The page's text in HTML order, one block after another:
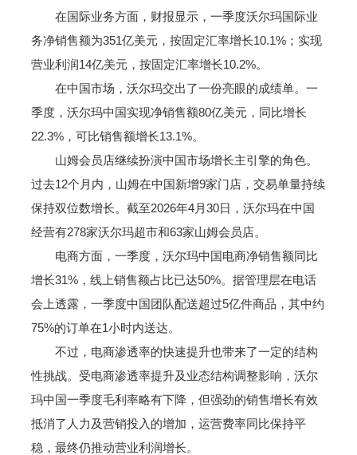
在国际业务方面，财报显示，一季度沃尔玛国际业
务净销售额为351亿美元，按固定汇率增长10.1%；实现
营业利润14亿美元，按固定汇率增长10.2%。
在中国市场，沃尔玛交出了一份亮眼的成绩单。一
季度，沃尔玛中国实现净销售额80亿美元，同比增长
22.3%，可比销售额增长13.1%。
山姆会员店继续扮演中国市场增长主引擎的角色。
过去12个月内，山姆在中国新增9家门店，交易单量持续
保持双位数增长。截至2026年4月30日，沃尔玛在中国
经营有278家沃尔玛超市和63家山姆会员店。
电商方面，一季度，沃尔玛中国电商净销售额同比
增长31%，线上销售额占比已达50%。据管理层在电话
会上透露，一季度中国团队配送超过5亿件商品，其中约
75%的订单在1小时内送达。
不过，电商渗透率的快速提升也带来了一定的结构
性挑战。受电商渗透率提升及业态结构调整影响，沃尔
玛中国一季度毛利率略有下降，但强劲的销售增长有效
抵消了人力及营销投入的增加，运营费率同比保持平
稳，最终仍推动营业利润增长。